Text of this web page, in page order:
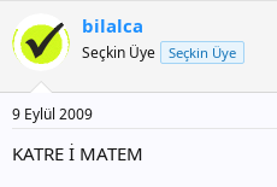
k
i
l
bilalca
Seçkin Üye Seçkin Üye
9 Eylül 2009
KATRE İ MATEM